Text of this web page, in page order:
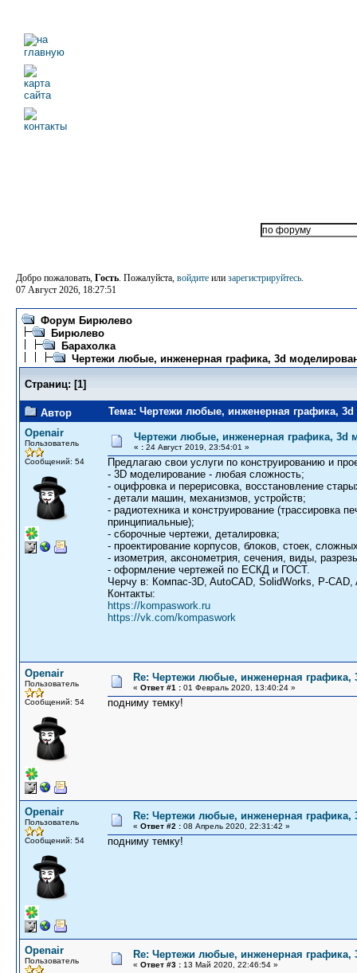
Добро пожаловать, Гость. Пожалуйста, войдите или зарегистрируйтесь.
07 Август 2026, 18:27:51
Форум Бирюлево
Бирюлево
Барахолка
Чертежи любые, инженерная графика, 3d
Страниц: [1]
Автор
Тема: Чертежи любые, инженерная графика,
Openair
Пользователь
Сообщений: 54
Чертежи любые, инженерная графика, 3d
« : 24 Август 2019, 23:54:01 »
Предлагаю свои услуги по конструированию и
- 3D моделирование - любая сложность;
- оцифровка и перерисовка, восстановление
- детали машин, механизмов, устройств;
- радиотехника и конструирование (трассировка
принципиальные);
- сборочные чертежи, деталировка;
- проектирование корпусов, блоков, стоек,
- изометрия, аксонометрия, сечения, виды,
- оформление чертежей по ЕСКД и ГОСТ.
Черчу в: Компас-3D, AutoCAD, SolidWorks, P-CAD,
Контакты:
https://kompaswork.ru
https://vk.com/kompaswork
Openair
Пользователь
Сообщений: 54
Re: Чертежи любые, инженерная графика,
« Ответ #1 : 01 Февраль 2020, 13:40:24 »
подниму темку!
Openair
Пользователь
Сообщений: 54
Re: Чертежи любые, инженерная графика,
« Ответ #2 : 08 Апрель 2020, 22:31:42 »
подниму темку!
Openair
Пользователь
Re: Чертежи любые, инженерная графика,
« Ответ #3 : 13 Май 2020, 22:46:54 »